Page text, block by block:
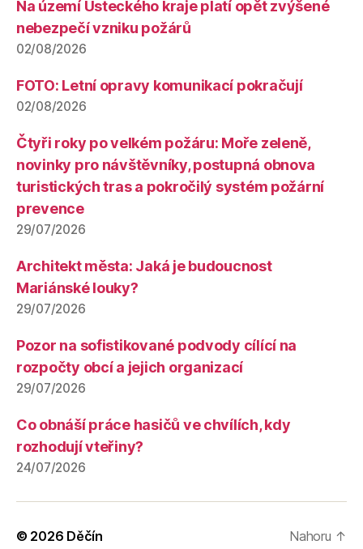
Na území Ústeckého kraje platí opět zvýšené
nebezpečí vzniku požárů
02/08/2026
FOTO: Letní opravy komunikací pokračují
02/08/2026
Čtyři roky po velkém požáru: Moře zeleně,
novinky pro návštěvníky, postupná obnova
turistických tras a pokročilý systém požární
prevence
29/07/2026
Architekt města: Jaká je budoucnost
Mariánské louky?
29/07/2026
Pozor na sofistikované podvody cílící na
rozpočty obcí a jejich organizací
29/07/2026
Co obnáší práce hasičů ve chvílích, kdy
rozhodují vteřiny?
24/07/2026
© 2026 Děčín Nahoru ↑